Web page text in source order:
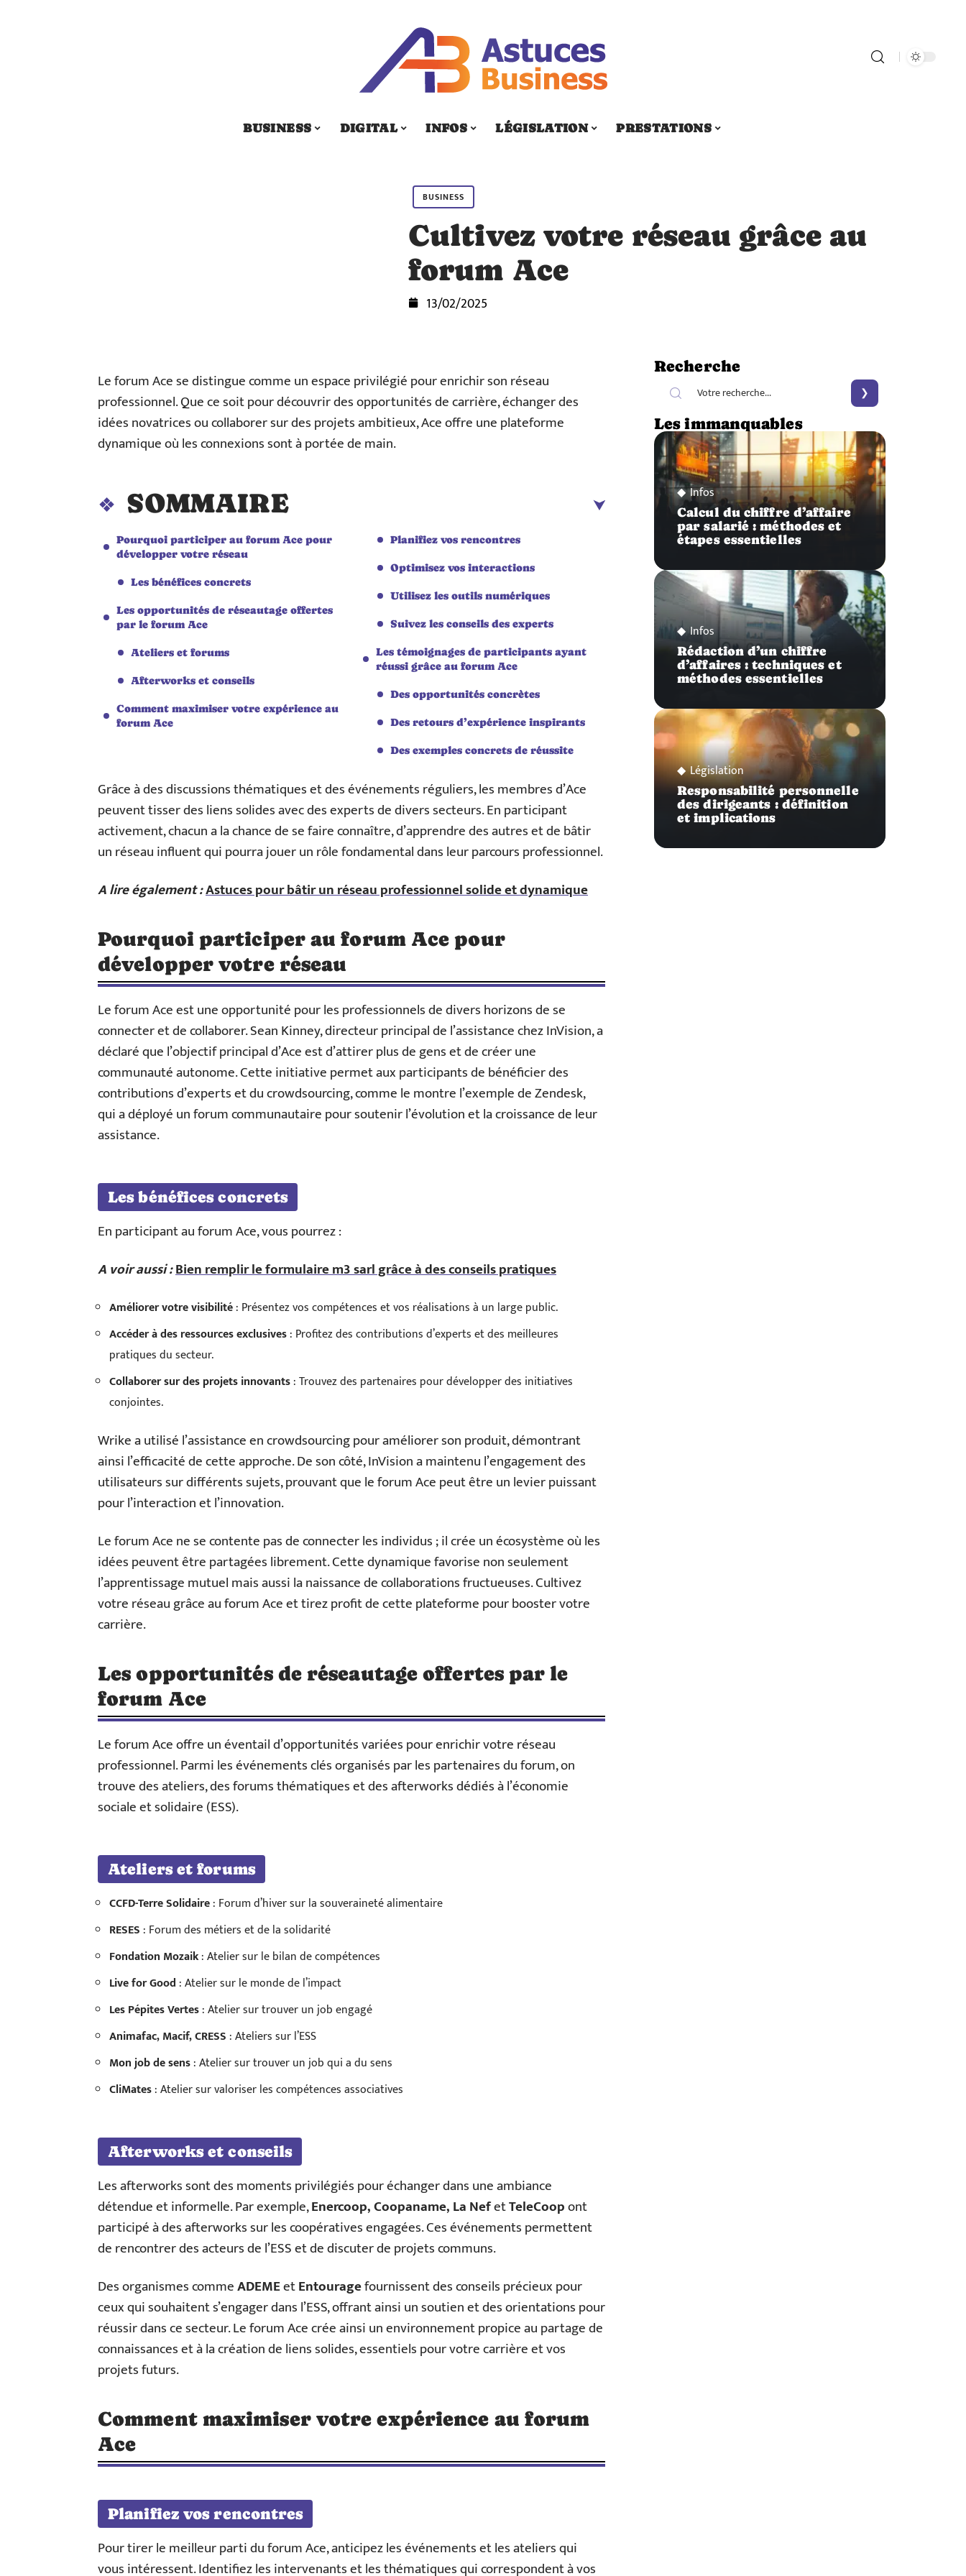
BUSINESS DIGITAL INFOS LÉGISLATION PRESTATIONS
BUSINESS
Cultivez votre réseau grâce au
forum Ace
13/02/2025
Le forum Ace se distingue comme un espace privilégié pour enrichir son réseau
professionnel. Que ce soit pour découvrir des opportunités de carrière, échanger des
idées novatrices ou collaborer sur des projets ambitieux, Ace offre une plateforme
dynamique où les connexions sont à portée de main.
SOMMAIRE
Pourquoi participer au forum Ace pour
développer votre réseau
Les bénéfices concrets
Les opportunités de réseautage offertes
par le forum Ace
Ateliers et forums
Afterworks et conseils
Comment maximiser votre expérience au
forum Ace
Planifiez vos rencontres
Optimisez vos interactions
Utilisez les outils numériques
Suivez les conseils des experts
Les témoignages de participants ayant
réussi grâce au forum Ace
Des opportunités concrètes
Des retours d’expérience inspirants
Des exemples concrets de réussite
Grâce à des discussions thématiques et des événements réguliers, les membres d’Ace
peuvent tisser des liens solides avec des experts de divers secteurs. En participant
activement, chacun a la chance de se faire connaître, d’apprendre des autres et de bâtir
un réseau influent qui pourra jouer un rôle fondamental dans leur parcours professionnel.
A lire également :Astuces pour bâtir un réseau professionnel solide et dynamique
Pourquoi participer au forum Ace pour
développer votre réseau
Le forum Ace est une opportunité pour les professionnels de divers horizons de se
connecter et de collaborer. Sean Kinney, directeur principal de l’assistance chez InVision, a
déclaré que l’objectif principal d’Ace est d’attirer plus de gens et de créer une
communauté autonome. Cette initiative permet aux participants de bénéficier des
contributions d’experts et du crowdsourcing, comme le montre l’exemple de Zendesk,
qui a déployé un forum communautaire pour soutenir l’évolution et la croissance de leur
assistance.
Les bénéfices concrets
En participant au forum Ace, vous pourrez :
A voir aussi :Bien remplir le formulaire m3 sarl grâce à des conseils pratiques
Améliorer votre visibilité: Présentez vos compétences et vos réalisations à un large public.
Accéder à des ressources exclusives: Profitez des contributions d’experts et des meilleures
pratiques du secteur.
Collaborer sur des projets innovants: Trouvez des partenaires pour développer des initiatives
conjointes.
Wrike a utilisé l’assistance en crowdsourcing pour améliorer son produit, démontrant
ainsi l’efficacité de cette approche. De son côté, InVision a maintenu l’engagement des
utilisateurs sur différents sujets, prouvant que le forum Ace peut être un levier puissant
pour l’interaction et l’innovation.
Le forum Ace ne se contente pas de connecter les individus ; il crée un écosystème où les
idées peuvent être partagées librement. Cette dynamique favorise non seulement
l’apprentissage mutuel mais aussi la naissance de collaborations fructueuses. Cultivez
votre réseau grâce au forum Ace et tirez profit de cette plateforme pour booster votre
carrière.
Les opportunités de réseautage offertes par le
forum Ace
Le forum Ace offre un éventail d’opportunités variées pour enrichir votre réseau
professionnel. Parmi les événements clés organisés par les partenaires du forum, on
trouve des ateliers, des forums thématiques et des afterworks dédiés à l’économie
sociale et solidaire (ESS).
Ateliers et forums
CCFD-Terre Solidaire: Forum d’hiver sur la souveraineté alimentaire
RESES : Forum des métiers et de la solidarité
Fondation Mozaik: Atelier sur le bilan de compétences
Live for Good : Atelier sur le monde de l’impact
Les Pépites Vertes: Atelier sur trouver un job engagé
Animafac, Macif, CRESS : Ateliers sur l’ESS
Mon job de sens: Atelier sur trouver un job qui a du sens
CliMates: Atelier sur valoriser les compétences associatives
Afterworks et conseils
Les afterworks sont des moments privilégiés pour échanger dans une ambiance
détendue et informelle. Par exemple,Enercoop, Coopaname, La NefetTeleCoopont
participé à des afterworks sur les coopératives engagées. Ces événements permettent
de rencontrer des acteurs de l’ESS et de discuter de projets communs.
Des organismes commeADEMEetEntouragefournissent des conseils précieux pour
ceux qui souhaitent s’engager dans l’ESS, offrant ainsi un soutien et des orientations pour
réussir dans ce secteur. Le forum Ace crée ainsi un environnement propice au partage de
connaissances et à la création de liens solides, essentiels pour votre carrière et vos
projets futurs.
Comment maximiser votre expérience au forum
Ace
Planifiez vos rencontres
Pour tirer le meilleur parti du forum Ace, anticipez les événements et les ateliers qui
vous intéressent. Identifiez les intervenants et les thématiques qui correspondent à vos
Recherche
Les immanquables
Infos
Calcul du chiffre d’affaire
par salarié : méthodes et
étapes essentielles
Infos
Rédaction d’un chiffre
d’affaires : techniques et
méthodes essentielles
Législation
Responsabilité personnelle
des dirigeants : définition
et implications